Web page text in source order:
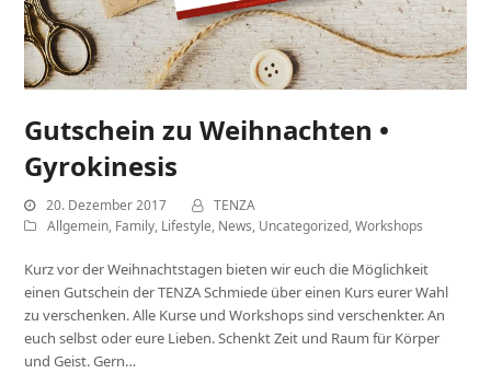
Gutschein zu Weihnachten •
Gyrokinesis
20. Dezember 2017
TENZA
Allgemein, Family, Lifestyle, News, Uncategorized,Workshops
Kurz vor der Weihnachtstagen bieten wir euch die Möglichkeit
einen Gutschein der TENZA Schmiede über einen Kurs eurer Wahl
zu verschenken. Alle Kurse und Workshops sind verschenkter. An
euch selbst oder eure Lieben. Schenkt Zeit und Raum für Körper
und Geist. Gern…